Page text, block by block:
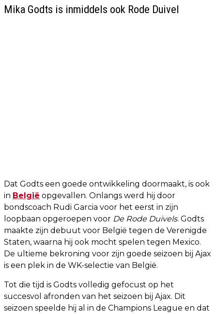
Mika Godts is inmiddels ook Rode Duivel
Dat Godts een goede ontwikkeling doormaakt, is ook
in België opgevallen. Onlangs werd hij door
bondscoach Rudi Garcia voor het eerst in zijn
loopbaan opgeroepen voor De Rode Duivels. Godts
maakte zijn debuut voor België tegen de Verenigde
Staten, waarna hij ook mocht spelen tegen Mexico.
De ultieme bekroning voor zijn goede seizoen bij Ajax
is een plek in de WK-selectie van België.
Tot die tijd is Godts volledig gefocust op het
succesvol afronden van het seizoen bij Ajax. Dit
seizoen speelde hij al in de Champions League en dat